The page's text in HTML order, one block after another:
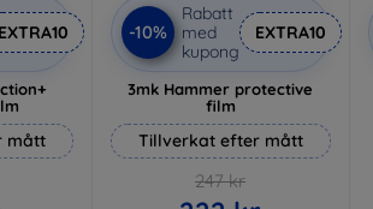
EXTRA10
mått
-10%
Rabatt
med
kupong
EXTRA10
3mk Hammer protective
film
Tillverkat efter mått
247 kr